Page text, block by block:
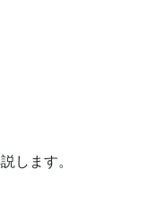
します。